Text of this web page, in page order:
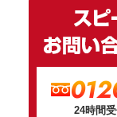
24時間